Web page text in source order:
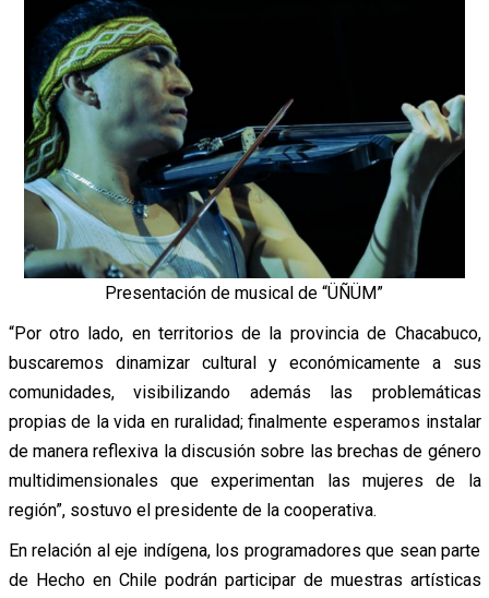
Presentación de musical de “ÜÑÜM”
“Por otro lado, en territorios de la provincia de Chacabuco,
buscaremos dinamizar cultural y económicamente a sus
comunidades, visibilizando además las problemáticas
propias de la vida en ruralidad; finalmente esperamos instalar
de manera reflexiva la discusión sobre las brechas de género
multidimensionales que experimentan las mujeres de la
región”, sostuvo el presidente de la cooperativa.
En relación al eje indígena, los programadores que sean parte
de Hecho en Chile podrán participar de muestras artísticas